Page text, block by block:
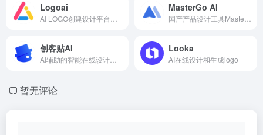
Logoai MasterGo AI
创客贴AI Looka
AI在线设计和生成logo
暂无评论